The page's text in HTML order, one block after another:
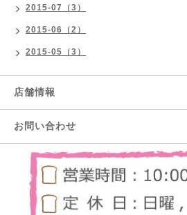
2015-07（3）
2015-06（2）
2015-05（3）
店舗情報
お問い合わせ